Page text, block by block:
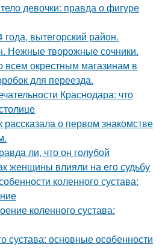
девочки: правда о фигуре
вытегорский район.
Нежные творожные сочники.
окрестным магазинам в
для переезда.
Краснодара: что
рассказала о первом знакомстве
ли, что он голубой
женщины влияли на его судьбу
коленного сустава:
коленного сустава:
сустава: основные особенности